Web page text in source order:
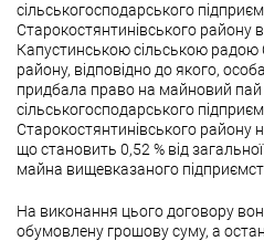
сільськогосподарського
Старокостянтинівського району
Капустинською сільською радою
району, відповідно до якого,
придбала право на майновий пай
сільськогосподарського
Старокостянтинівського району
що становить 0,52 % від
майна вищевказаного
На виконання цього договору
обумовлену грошову суму, а